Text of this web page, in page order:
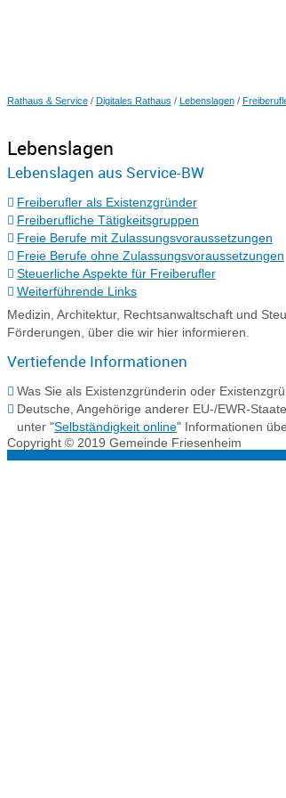
Rathaus & Service/ Digitales Rathaus / Lebenslagen/
Lebenslagen
Lebenslagen aus Service-BW
Freiberufler als Existenzgründer
Freiberufliche Tätigkeitsgruppen
Freie Berufe mit Zulassungsvoraussetzungen
Freie Berufe ohne Zulassungsvoraussetzungen
Steuerliche Aspekte für Freiberufler
Weiterführende Links
Medizin, Architektur, Rechtsanwaltschaft und
Förderungen, über die wir hier informieren.
Vertiefende Informationen
Was Sie als Existenzgründerin oder
Deutsche, Angehörige anderer EU-/EWR-
unter "Selbständigkeit online" Informationen
Copyright © 2019 Gemeinde Friesenheim